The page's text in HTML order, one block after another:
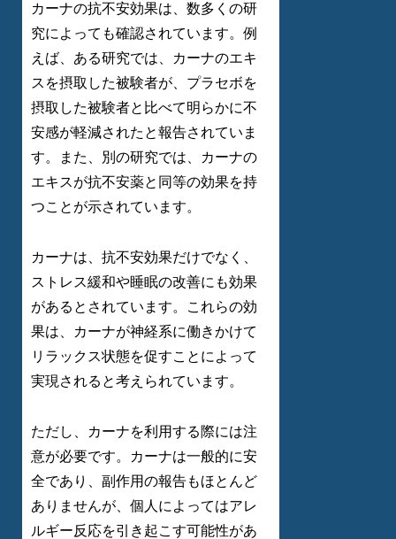
カーナの抗不安効果は、数多くの研
究によっても確認されています。例
えば、ある研究では、カーナのエキ
スを摂取した被験者が、プラセボを
摂取した被験者と比べて明らかに不
安感が軽減されたと報告されていま
す。また、別の研究では、カーナの
エキスが抗不安薬と同等の効果を持
つことが示されています。
カーナは、抗不安効果だけでなく、
ストレス緩和や睡眠の改善にも効果
があるとされています。これらの効
果は、カーナが神経系に働きかけて
リラックス状態を促すことによって
実現されると考えられています。
ただし、カーナを利用する際には注
意が必要です。カーナは一般的に安
全であり、副作用の報告もほとんど
ありませんが、個人によってはアレ
ルギー反応を引き起こす可能性があ